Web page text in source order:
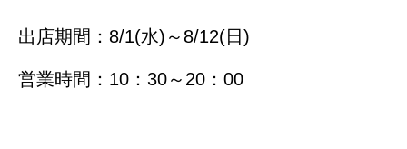
出店期間：8/1(水)～8/12(日)
営業時間：10：30～20：00